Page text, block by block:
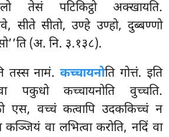
तेसं पटिकिट्ठो अक्खायति.
सीते सीतो, उण्हे उण्हो, दुब्बण्णो
(अ. नि. ३.१३८).
तस्स नामं.कच्चायनोति गोत्तं. इति
पकुधो कच्चायनोति वुच्चति.
एस, वच्चं कत्वापि उदककिच्चं न
कञ्जियं वा लभित्वा करोति, नदिं वा